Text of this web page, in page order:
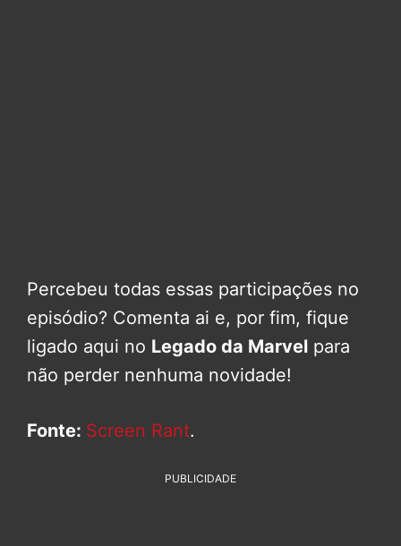
Percebeu todas essas participações no
episódio? Comenta ai e, por fim, fique
ligado aqui no Legado da Marvel para
não perder nenhuma novidade!
Fonte: Screen Rant.
PUBLICIDADE